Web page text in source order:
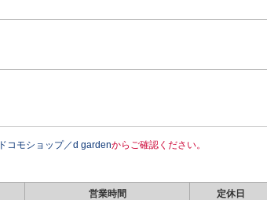
ドコモショップ／d gardenからご確認ください。
営業時間 定休日